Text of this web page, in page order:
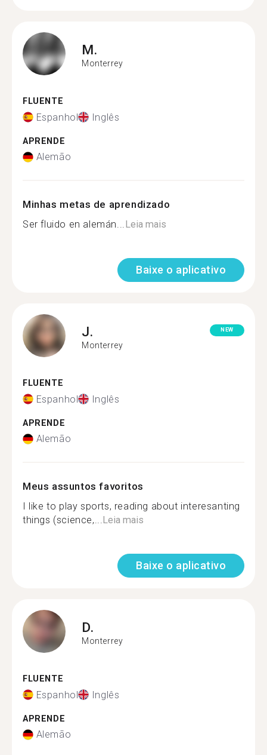
M.
Monterrey
FLUENTE
Espanhol Inglês
APRENDE
Alemão
Minhas metas de aprendizado
Ser fluido en alemán...Leia mais
Baixe o aplicativo
J.
Monterrey
NEW
FLUENTE
Espanhol Inglês
APRENDE
Alemão
Meus assuntos favoritos
I like to play sports, reading about interesanting
things (science,...Leia mais
Baixe o aplicativo
D.
Monterrey
FLUENTE
Espanhol Inglês
APRENDE
Alemão